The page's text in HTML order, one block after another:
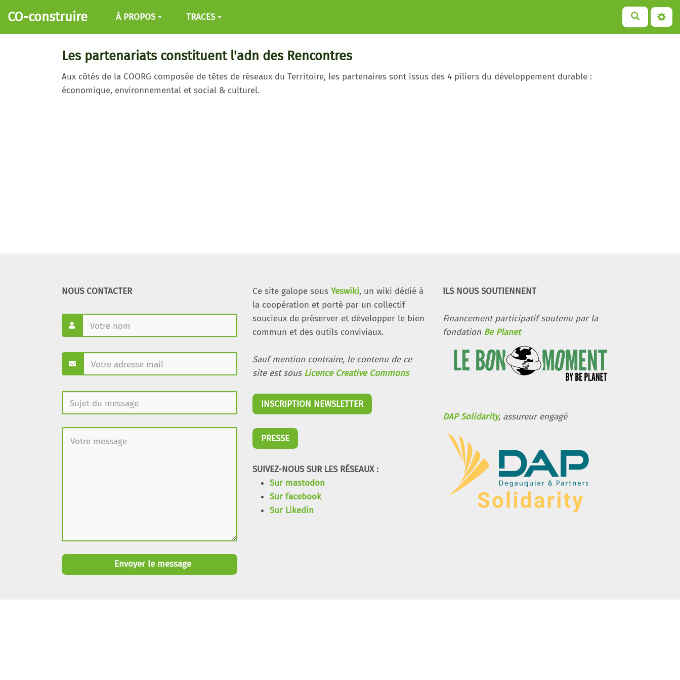
Aller au contenu principal
CO-construire À PROPOS TRACES
Les partenariats constituent l'adn des Rencontres
Aux côtés de la COORG composée de têtes de réseaux du Territoire, les partenaires sont issus des 4 piliers du développement durable :
économique, environnemental et social & culturel.
NOUS CONTACTER
Envoyer le message
Ce site galope sous Yeswiki, un wiki dédié à
la coopération et porté par un collectif
soucieux de préserver et développer le bien
commun et des outils conviviaux.
Sauf mention contraire, le contenu de ce
site est sous Licence Creative Commons
INSCRIPTION NEWSLETTER
PRESSE
SUIVEZ-NOUS SUR LES RÉSEAUX :
Sur mastodon
Sur facebook
Sur Likedin
ILS NOUS SOUTIENNENT
Financement participatif soutenu par la
fondation Be Planet
DAP Solidarity, assureur engagé